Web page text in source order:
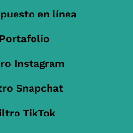
en línea
Portafolio
Instagram
Snapchat
TikTok